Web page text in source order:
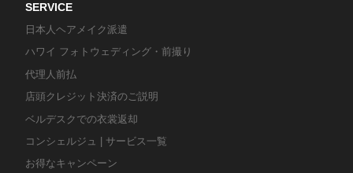
SERVICE
日本人ヘアメイク派遣
ハワイ フォトウェディング・前撮り
代理人前払
店頭クレジット決済のご説明
ベルデスクでの衣裳返却
コンシェルジュ | サービス一覧
お得なキャンペーン